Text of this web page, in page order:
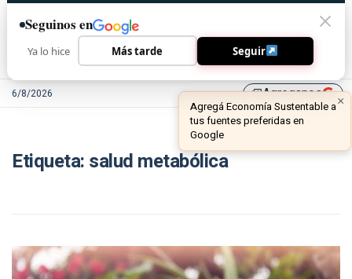
6/8/2026 library_addAgreganos ×
Agregá Economía Sustentable a
tus fuentes preferidas en
Google
Etiqueta: salud metabólica
Seguinos en
Ya lo hice Más tarde Seguir